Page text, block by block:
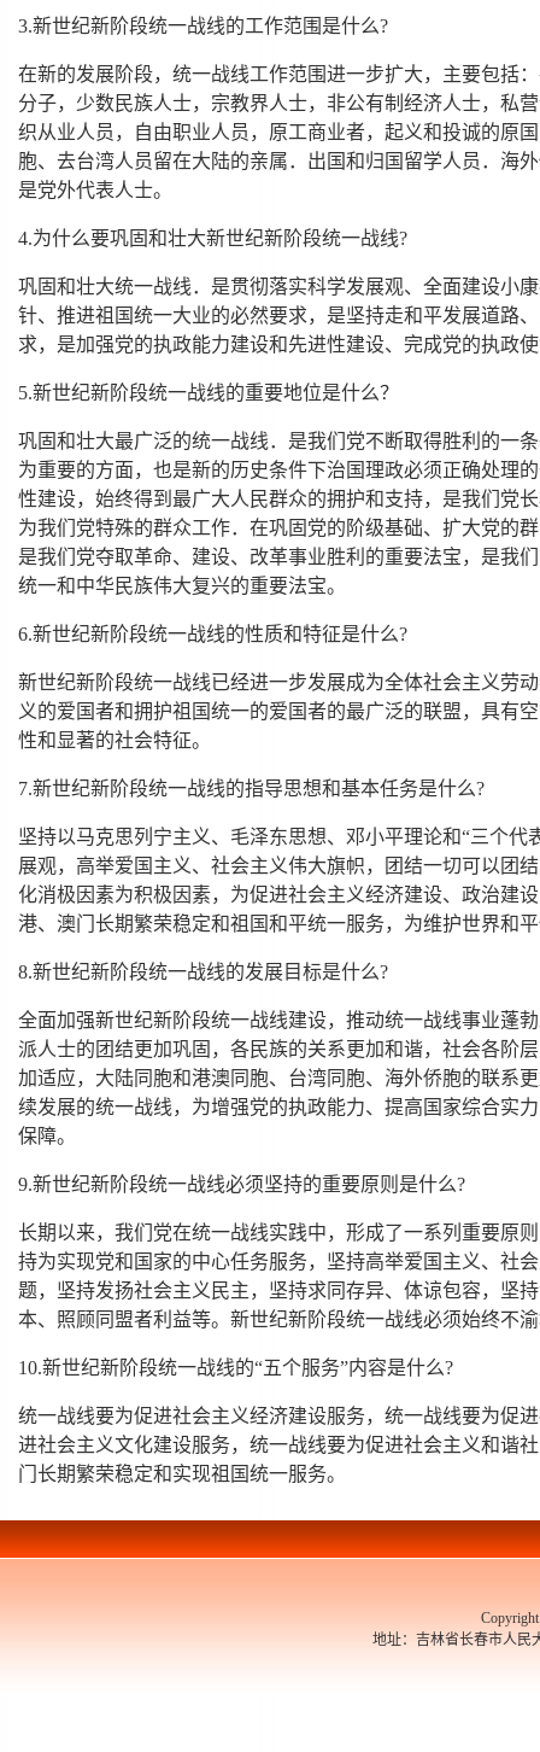
3.新世纪新阶段统一战线的工作范围是什么?
在新的发展阶段，统一战线工作范围进一步扩大，主要包括
分子，少数民族人士，宗教界人士，非公有制经济人士，私
织从业人员，自由职业人员，原工商业者，起义和投诚的原
胞、去台湾人员留在大陆的亲属．出国和归国留学人员．海
是党外代表人士。
4.为什么要巩固和壮大新世纪新阶段统一战线?
巩固和壮大统一战线．是贯彻落实科学发展观、全面建设小
针、推进祖国统一大业的必然要求，是坚持走和平发展道路
求，是加强党的执政能力建设和先进性建设、完成党的执政
5.新世纪新阶段统一战线的重要地位是什么？
巩固和壮大最广泛的统一战线．是我们党不断取得胜利的一
为重要的方面，也是新的历史条件下治国理政必须正确处理
性建设，始终得到最广大人民群众的拥护和支持，是我们党
为我们党特殊的群众工作．在巩固党的阶级基础、扩大党的
是我们党夺取革命、建设、改革事业胜利的重要法宝，是我
统一和中华民族伟大复兴的重要法宝。
6.新世纪新阶段统一战线的性质和特征是什么?
新世纪新阶段统一战线已经进一步发展成为全体社会主义劳
义的爱国者和拥护祖国统一的爱国者的最广泛的联盟，具有
性和显著的社会特征。
7.新世纪新阶段统一战线的指导思想和基本任务是什么?
坚持以马克思列宁主义、毛泽东思想、邓小平理论和“三个代
展观，高举爱国主义、社会主义伟大旗帜，团结一切可以团
化消极因素为积极因素，为促进社会主义经济建设、政治建
港、澳门长期繁荣稳定和祖国和平统一服务，为维护世界和
8.新世纪新阶段统一战线的发展目标是什么?
全面加强新世纪新阶段统一战线建设，推动统一战线事业蓬
派人士的团结更加巩固，各民族的关系更加和谐，社会各阶
加适应，大陆同胞和港澳同胞、台湾同胞、海外侨胞的联系
续发展的统一战线，为增强党的执政能力、提高国家综合实
保障。
9.新世纪新阶段统一战线必须坚持的重要原则是什么?
长期以来，我们党在统一战线实践中，形成了一系列重要原
持为实现党和国家的中心任务服务，坚持高举爱国主义、社
题，坚持发扬社会主义民主，坚持求同存异、体谅包容，
本、照顾同盟者利益等。新世纪新阶段统一战线必须始终不
10.新世纪新阶段统一战线的“五个服务”内容是什么?
统一战线要为促进社会主义经济建设服务，统一战线要为促
进社会主义文化建设服务，统一战线要为促进社会主义和谐
门长期繁荣稳定和实现祖国统一服务。
Copyright 东
地址：吉林省长春市人民